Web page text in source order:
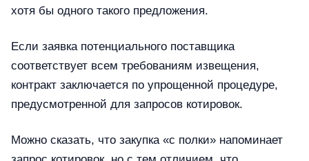
хотя бы одного такого предложения.
Если заявка потенциального поставщика
соответствует всем требованиям извещения,
контракт заключается по упрощенной процедуре,
предусмотренной для запросов котировок.
Можно сказать, что закупка «с полки» напоминает